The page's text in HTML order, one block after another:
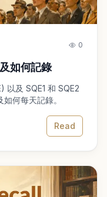
0
如何記錄
及 SQE1 和 SQE2
何每天記錄。
Read